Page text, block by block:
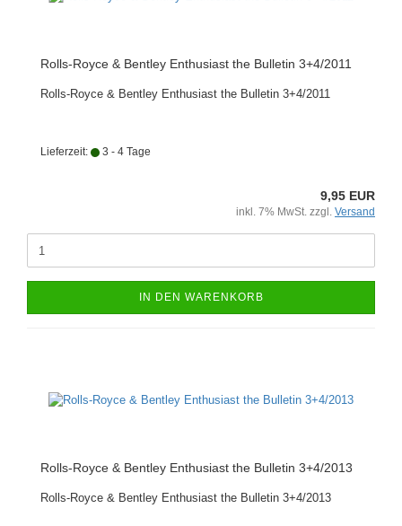
Rolls-Royce & Bentley Enthusiast the Bulletin 3+4/2011
Rolls-Royce & Bentley Enthusiast the Bulletin 3+4/2011
Lieferzeit: 3 - 4 Tage
9,95 EUR
inkl. 7% MwSt. zzgl. Versand
IN DEN WARENKORB
Rolls-Royce & Bentley Enthusiast the Bulletin 3+4/2013
Rolls-Royce & Bentley Enthusiast the Bulletin 3+4/2013